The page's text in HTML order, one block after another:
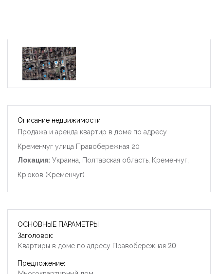
Описание недвижимости
Продажа и аренда квартир в доме по адресу
Кременчуг улица Правобережная 20
Локация: Украина, Полтавская область, Кременчуг,
Крюков (Кременчуг)
ОСНОВНЫЕ ПАРАМЕТРЫ
Заголовок:
Квартиры в доме по адресу Правобережная 20
Предложение: